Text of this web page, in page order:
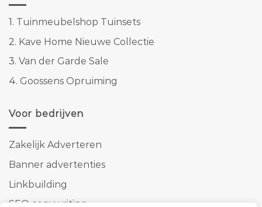
1. Tuinmeubelshop Tuinsets
2. Kave Home Nieuwe Collectie
3. Van der Garde Sale
4. Goossens Opruiming
Voor bedrijven
Zakelijk Adverteren
Banner advertenties
Linkbuilding
SEO copywriting